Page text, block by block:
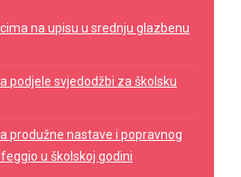
na upisu u srednju glazbenu
podjele svjedodžbi za školsku
produžne nastave i popravnog
u školskoj godini